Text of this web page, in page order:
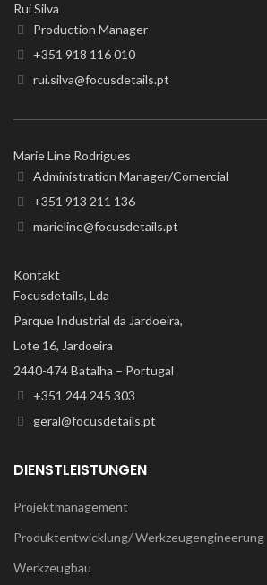
Rui Silva
Production Manager
+351 918 116 010
rui.silva@focusdetails.pt
Marie Line Rodrigues
Administration Manager/Comercial
+351 913 211 136
marieline@focusdetails.pt
Kontakt
Focusdetails, Lda
Parque Industrial da Jardoeira,
Lote 16, Jardoeira
2440-474 Batalha – Portugal
+351 244 245 303
geral@focusdetails.pt
DIENSTLEISTUNGEN
Projektmanagement
Produktentwicklung/ Werkzeugengineerung
Werkzeugbau